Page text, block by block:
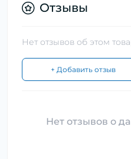
Отзывы
Нет отзывов об этом
+ Добавить отзыв
Нет отзывов о